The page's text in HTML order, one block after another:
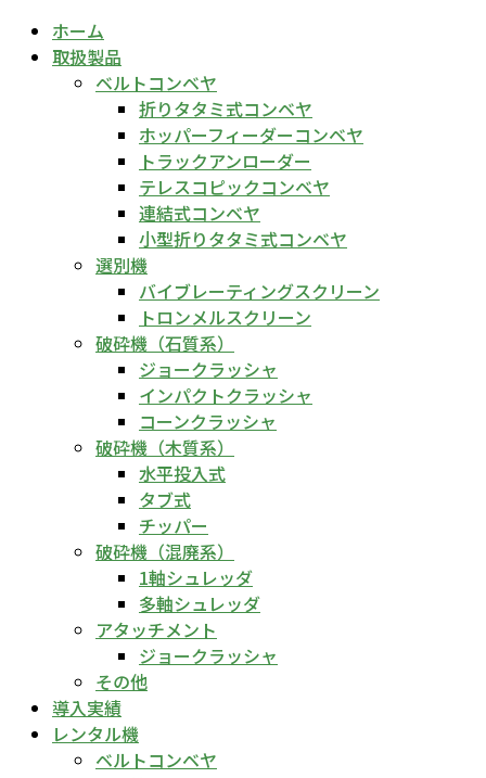
ホーム
取扱製品
ベルトコンベヤ
折りタタミ式コンベヤ
ホッパーフィーダーコンベヤ
トラックアンローダー
テレスコピックコンベヤ
連結式コンベヤ
小型折りタタミ式コンベヤ
選別機
バイブレーティングスクリーン
トロンメルスクリーン
破砕機（石質系）
ジョークラッシャ
インパクトクラッシャ
コーンクラッシャ
破砕機（木質系）
水平投入式
タブ式
チッパー
破砕機（混廃系）
1軸シュレッダ
多軸シュレッダ
アタッチメント
ジョークラッシャ
その他
導入実績
レンタル機
ベルトコンベヤ